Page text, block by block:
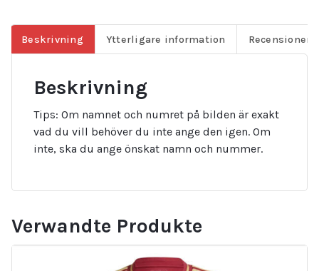
Beskrivning Ytterligare information Recensioner
Beskrivning
Tips: Om namnet och numret på bilden är exakt
vad du vill behöver du inte ange den igen. Om
inte, ska du ange önskat namn och nummer.
Verwandte Produkte